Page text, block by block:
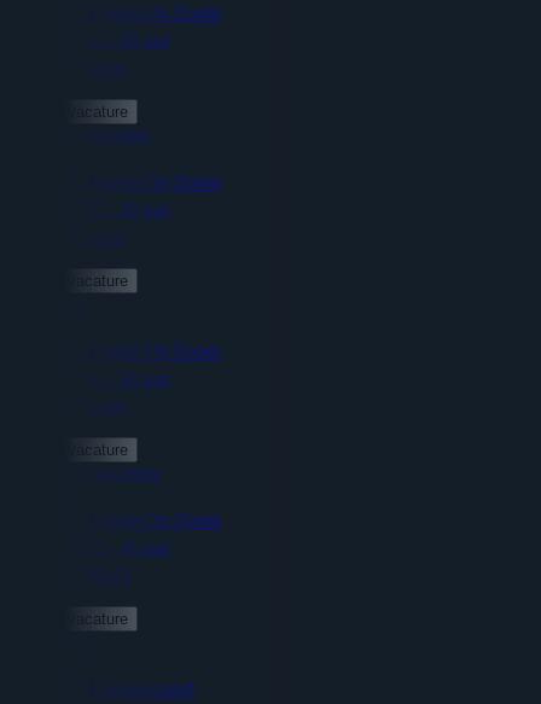
Bergen Op Zoom
32 - 40 uur
Geen
Bekijk vacature
Leerling glaszetter
Bergen Op Zoom
32 - 40 uur
Geen
Bekijk vacature
Bergen Op Zoom
32 - 40 uur
Geen
Bekijk vacature
Voorman Glaszetter
Bergen Op Zoom
32 - 40 uur
MBO
Bekijk vacature
Heinkenszand